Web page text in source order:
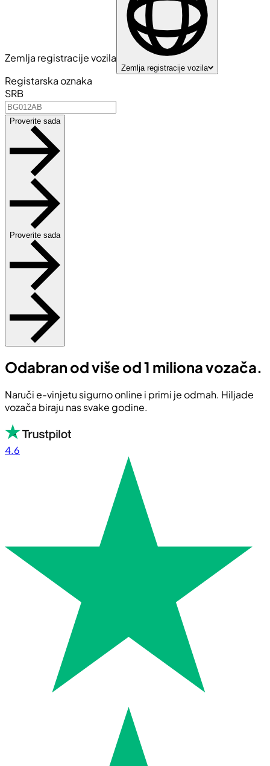
Zemlja registracije vozila
Zemlja registracije vozila
Registarska oznaka
SRB
Proverite sada
Proverite sada
Odabran od više od 1 miliona vozača.
Naruči e-vinjetu sigurno online i primi je odmah. Hiljade
vozača biraju nas svake godine.
4.6